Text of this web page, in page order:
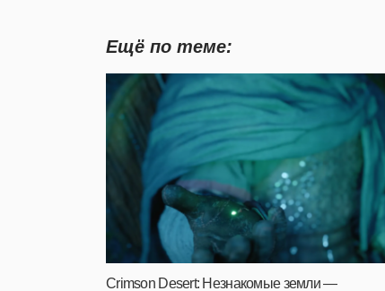
Ещё по теме:
Crimson Desert: Незнакомые земли —